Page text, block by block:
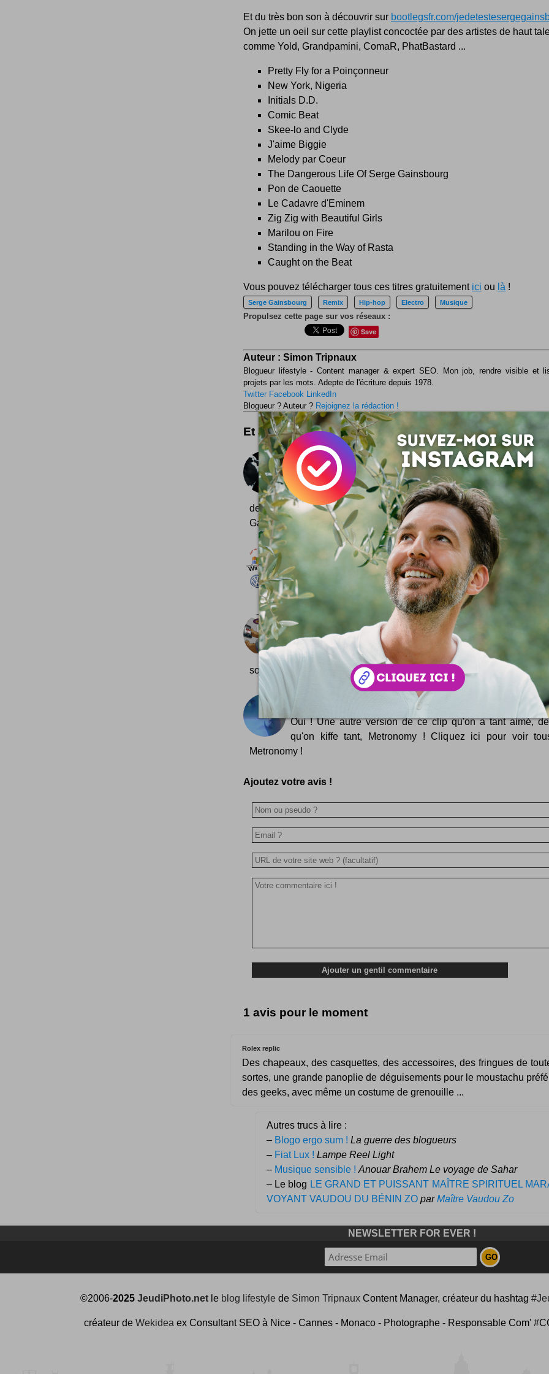
Et du très bon son à découvrir sur bootlegsfr.com/
On jette un oeil sur cette playlist concoctée par des artistes de haut
comme Yold, Grandpamini, ComaR, PhatBastard ...
Pretty Fly for a Poinçonneur
New York, Nigeria
Initials D.D.
Comic Beat
Skee-lo and Clyde
J'aime Biggie
Melody par Coeur
The Dangerous Life Of Serge Gainsbourg
Pon de Caouette
Le Cadavre d'Eminem
Zig Zig with Beautiful Girls
Marilou on Fire
Standing in the Way of Rasta
Caught on the Beat
Vous pouvez télécharger tous ces titres gratuitement ici ou là !
Serge Gainsbourg Remix Hip-hop Electro Musique
Propulsez cette page sur vos réseaux :
Save
Auteur : Simon Tripnaux
Blogueur lifestyle - Content manager & expert SEO. Mon job, rendre visible et
projets par les mots. Adepte de l'écriture depuis 1978.
Twitter Facebook LinkedIn
Blogueur ? Auteur ? Rejoignez la rédaction !
Et aussi ...
Teaser Serge Gainsbourg : vie héroïque
Premier teaser du film "Serge Gainsbourg : vie héroïque"
dont vous avait déjà parlé, prévu pour 2010. Le
dessinateur Joann Sfar ... et voici déjà une petite vidéo ! Lire aussi :
Gainsbourg : Vie Héroïque [4 mai 2009]
Logos Remix
Un remix de logos très très célèbres ... Vraiment bien
Google, Wii, Nikon, Canon, Dell ... et d'autres :)
LourdSon
Du son, et du lourd ! Voilà ce qui vous attend sur
Lourd Son c'est un projet de portail geek/urbain dont les
sont totalement indépendants. Entendez...
Metronomy Radio Ladio 2009 [clip]
Oui ! Une autre version de ce clip qu'on a tant aimé,
qu'on kiffe tant, Metronomy ! Cliquez ici pour voir
Metronomy !
Ajoutez votre avis !
1 avis pour le moment
Rolex replic
Des chapeaux, des casquettes, des accessoires, des fringues de
sortes, une grande panoplie de déguisements pour le moustachu
des geeks, avec même un costume de grenouille ...
Autres trucs à lire :
– Blogo ergo sum ! La guerre des blogueurs
– Fiat Lux ! Lampe Reel Light
– Musique sensible ! Anouar Brahem Le voyage de Sahar
– Le blog LE GRAND ET PUISSANT MAÎTRE SPIRITUEL
VOYANT VAUDOU DU BÉNIN ZO parMaître Vaudou Zo
NEWSLETTER FOR EVER !
©2006-2025 JeudiPhoto.netle blog lifestylede Simon TripnauxContent Manager, créateur du hashtag
créateur de Wekidea ex Consultant SEO à Nice - Cannes - Monaco - Photographe - Responsable Com'